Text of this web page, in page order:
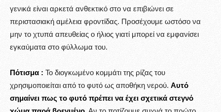
γενικά είναι αρκετά ανθεκτικό στο να επιβιώνει σε
περιστασιακή αμέλεια φροντίδας. Προσέχουμε ωστόσο να
μην το χτυπά απευθείας ο ήλιος γιατί μπορεί να εμφανίσει
εγκαύματα στο φύλλωμα του.
Πότισμα : Το διογκωμένο κομμάτι της ρίζας του
χρησιμοποιείται από το φυτό ως αποθήκη νερού. Αυτό
σημαίνει πως το φυτό πρέπει να έχει σχετικά στεγνό